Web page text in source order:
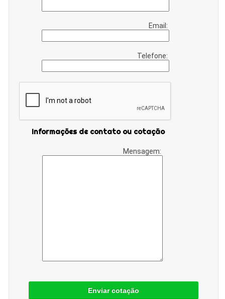
Email:
Telefone:
Informações de contato ou cotação
Mensagem:
Enviar cotação